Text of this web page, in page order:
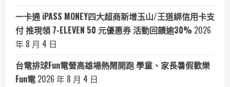
一卡通 iPASS MONEY四大超商新增玉山/王道綁信用卡支
付 推現領 7-ELEVEN 50 元優惠券 活動回饋逾30% 2026
年 8 月 4 日
台電排球Fun電營高雄場熱鬧開跑 學童、家長暑假歡樂
Fun電 2026 年 8 月 4 日